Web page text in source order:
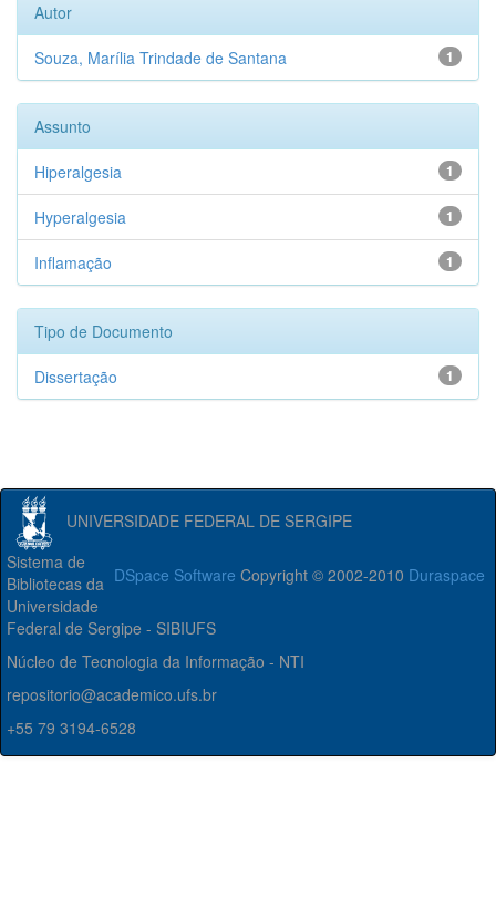
Autor
1
Souza, Marília Trindade de Santana
Assunto
1
Hiperalgesia
1
Hyperalgesia
1
Inflamação
Tipo de Documento
1
Dissertação
UNIVERSIDADE FEDERAL DE SERGIPE
DSpace Software Copyright © 2002-2010 Duraspace
Sistema de
Bibliotecas da
Universidade
Federal de Sergipe - SIBIUFS
Núcleo de Tecnologia da Informação - NTI
repositorio@academico.ufs.br
+55 79 3194-6528